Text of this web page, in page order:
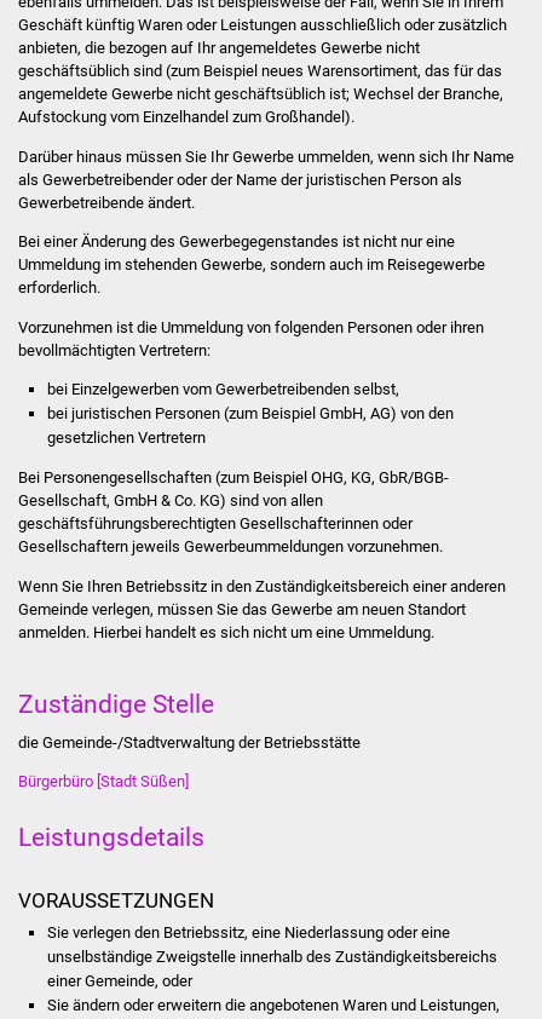
Veröffentlichungen
Ortsrecht
FNP / Bebauungspläne
Stadtinfo
Jubiläumsjahr 2021
Partnerstädte
Schulentwicklung Bizet
Sanierung Hallenbad
Sanierung Bizethalle
Lebenslagen
Formulare
Geschäft künftig Waren oder Leistungen ausschließlich oder zusätzlich
anbieten, die bezogen auf Ihr angemeldetes Gewerbe nicht
geschäftsüblich sind (zum Beispiel neues Warensortiment, das für das
angemeldete Gewerbe nicht geschäftsüblich ist; Wechsel der Branche,
Aufstockung vom Einzelhandel zum Großhandel).
Darüber hinaus müssen Sie Ihr Gewerbe ummelden, wenn sich Ihr Name
als Gewerbetreibender oder der Name der juristischen Person als
Gewerbetreibende ändert.
Bei einer Änderung des Gewerbegegenstandes ist nicht nur eine
Ummeldung im stehenden Gewerbe, sondern auch im Reisegewerbe
erforderlich.
Vorzunehmen ist die Ummeldung von folgenden Personen oder ihren
bevollmächtigten Vertretern:
bei Einzelgewerben vom Gewerbetreibenden selbst,
bei juristischen Personen (zum Beispiel GmbH, AG) von den
gesetzlichen Vertretern
Bei Personengesellschaften (zum Beispiel OHG, KG, GbR/BGB-
Gesellschaft, GmbH & Co. KG) sind von allen
geschäftsführungsberechtigten Gesellschafterinnen oder
Gesellschaftern jeweils Gewerbeummeldungen vorzunehmen.
Wenn Sie Ihren Betriebssitz in den Zuständigkeitsbereich einer anderen
Gemeinde verlegen, müssen Sie das Gewerbe am neuen Standort
anmelden. Hierbei handelt es sich nicht um eine Ummeldung.
Zuständige Stelle
die Gemeinde-/Stadtverwaltung der Betriebsstätte
Bürgerbüro [Stadt Süßen]
Leistungsdetails
VORAUSSETZUNGEN
Sie verlegen den Betriebssitz, eine Niederlassung oder eine
unselbständige Zweigstelle innerhalb des Zuständigkeitsbereichs
einer Gemeinde, oder
Sie ändern oder erweitern die angebotenen Waren und Leistungen,